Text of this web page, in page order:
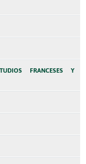
FRANCESES Y